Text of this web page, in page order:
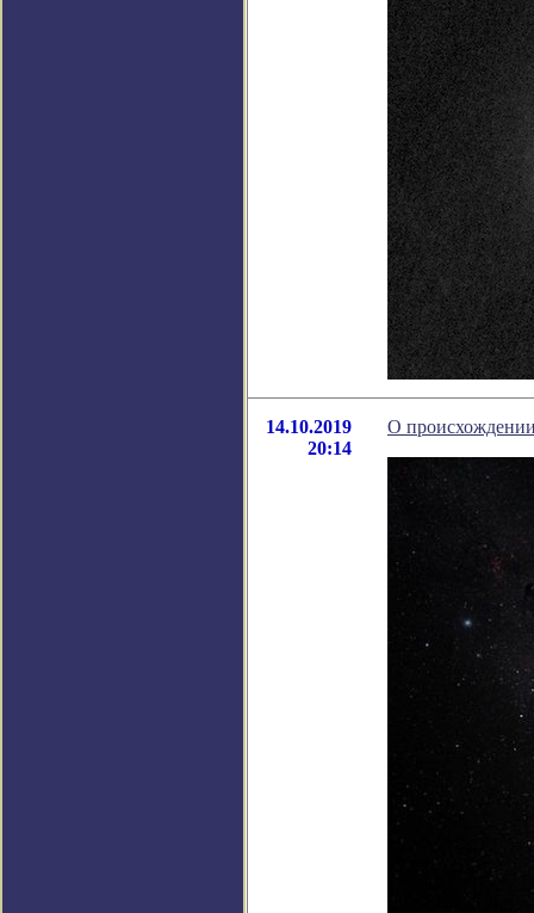
14.10.2019
20:14
О происхождении